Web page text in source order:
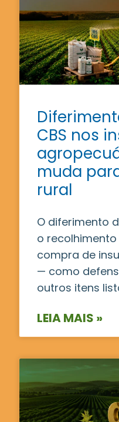
CBS nos
muda
rural
O diferimento
o
compra de
— como
outros itens
LEIA MAIS »